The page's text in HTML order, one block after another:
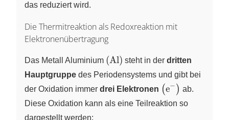
das reduziert wird.
Die Thermitreaktion als Redoxreaktion mit
Elektronenübertragung
Das Metall Aluminium \left( \ce{Al} \right)
(Al) steht in der dritten
Hauptgruppe des Periodensystems und gibt bei
der Oxidation immer drei Elektronen \left( \ce{e-}
(eX
− ) ab.
Diese Oxidation kann als eine Teilreaktion so
dargestellt werden: